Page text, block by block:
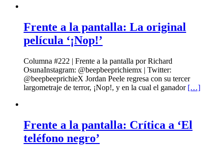
Frente a la pantalla: La original
película ‘¡Nop!’
Columna #222 | Frente a la pantalla por Richard
OsunaInstagram: @beepbeeprichiemx | Twitter:
@beepbeeprichieX Jordan Peele regresa con su tercer
largometraje de terror, ¡Nop!, y en la cual el ganador […]
Frente a la pantalla: Crítica a ‘El
teléfono negro’